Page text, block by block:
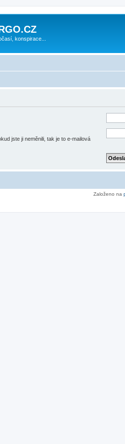
konspirace...
jste ji neměnili, tak je to e-mailová
Založeno na